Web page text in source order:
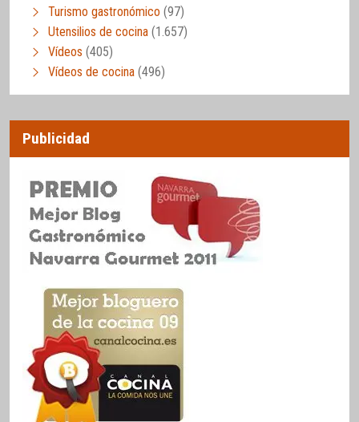
Turismo gastronómico (97)
Utensilios de cocina (1.657)
Vídeos (405)
Vídeos de cocina (496)
Publicidad